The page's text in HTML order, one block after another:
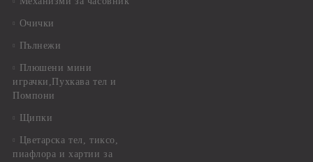
Очички
Пълнежи
Плюшени мини
играчки,Пухкава тел и
Помпони
Щипки
Цветарска тел, тиксо,
пиафлора и хартии за